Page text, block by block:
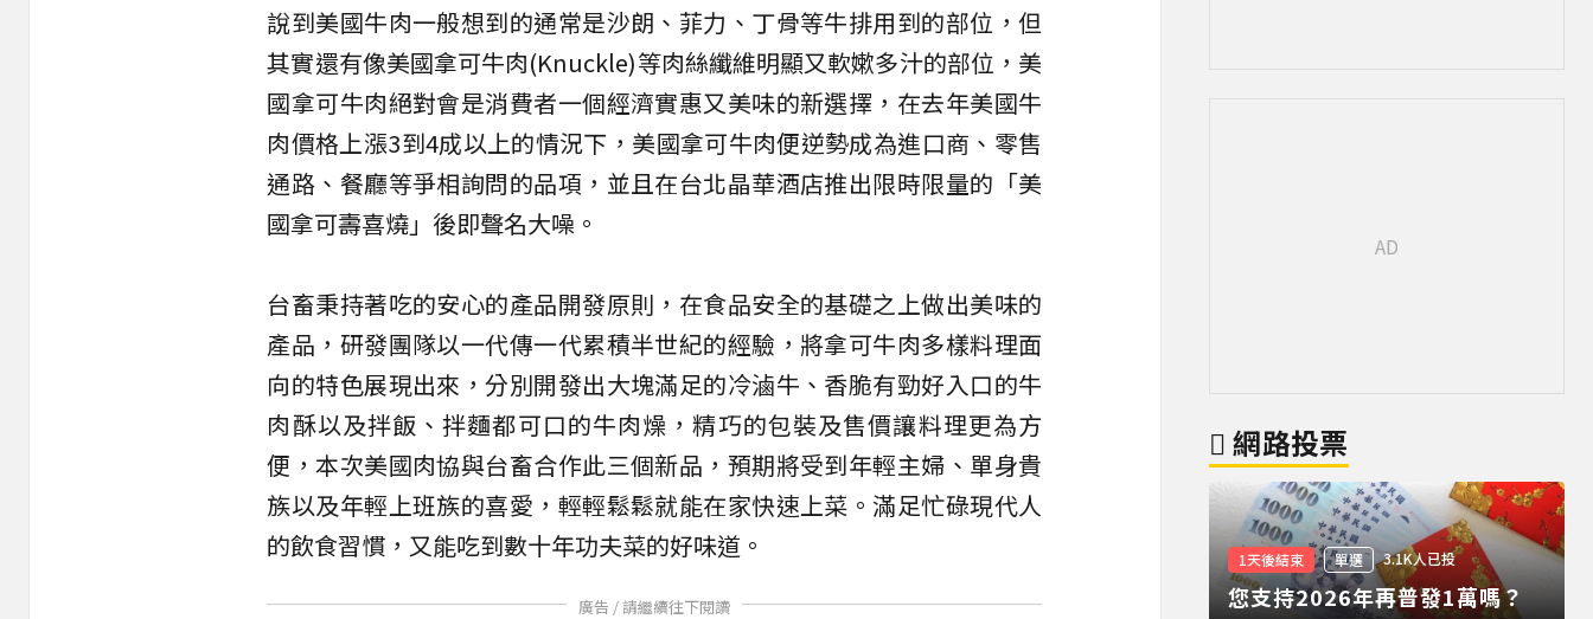
說到美國牛肉一般想到的通常是沙朗、菲力、丁骨等牛排用到的部位，但
其實還有像美國拿可牛肉(Knuckle)等肉絲纖維明顯又軟嫰多汁的部位，美
國拿可牛肉絕對會是消費者一個經濟實惠又美味的新選擇，在去年美國牛
肉價格上漲3到4成以上的情況下，美國拿可牛肉便逆勢成為進口商、零售
通路、餐廳等爭相詢問的品項，並且在台北晶華酒店推出限時限量的「美
國拿可壽喜燒」後即聲名大噪。
台畜秉持著吃的安心的產品開發原則，在食品安全的基礎之上做出美味的
產品，研發團隊以一代傳一代累積半世紀的經驗，將拿可牛肉多樣料理面
向的特色展現出來，分別開發出大塊滿足的冷滷牛、香脆有勁好入口的牛
肉酥以及拌飯、拌麵都可口的牛肉燥，精巧的包裝及售價讓料理更為方
便，本次美國肉協與台畜合作此三個新品，預期將受到年輕主婦、單身貴
族以及年輕上班族的喜愛，輕輕鬆鬆就能在家快速上菜。滿足忙碌現代人
的飲食習慣，又能吃到數十年功夫菜的好味道。
廣告 / 請繼續往下閱讀
網路投票
1天後結束 單選 3.1K人已投
您支持2026年再普發1萬嗎？